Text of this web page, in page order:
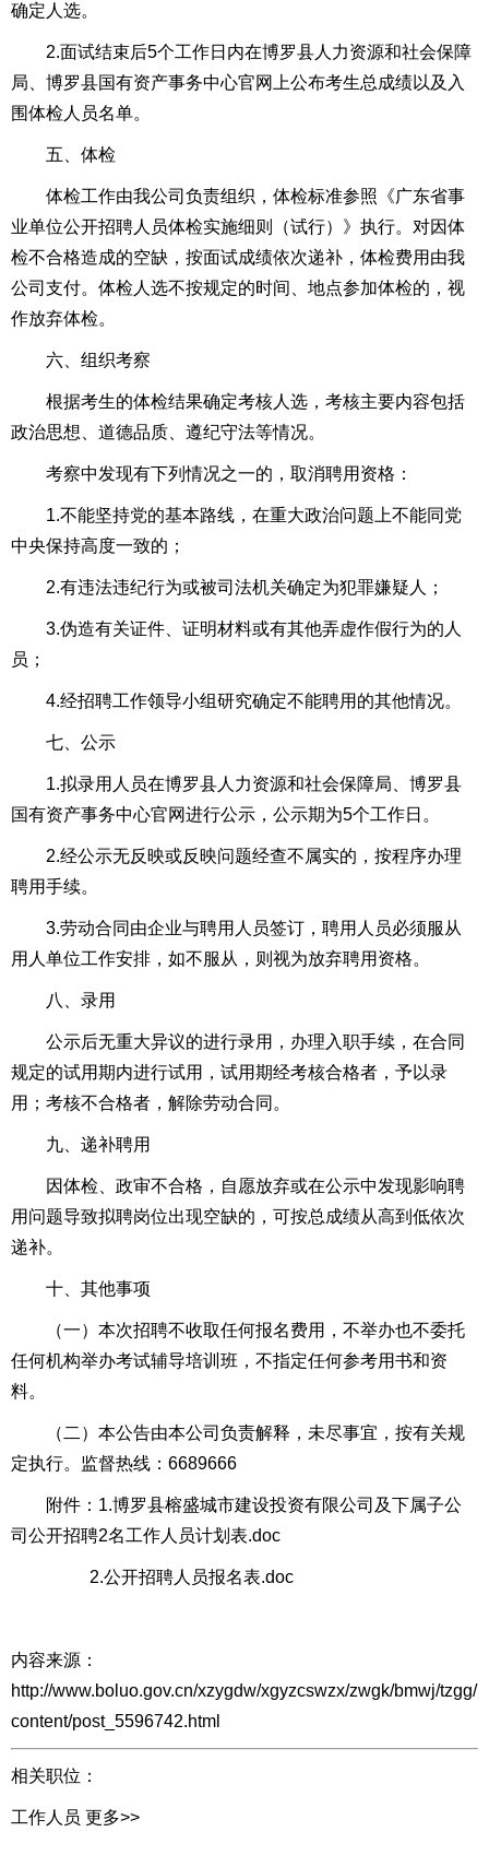
确定人选。
2.面试结束后5个工作日内在博罗县人力资源和社会保障
局、博罗县国有资产事务中心官网上公布考生总成绩以及入
围体检人员名单。
五、体检
体检工作由我公司负责组织，体检标准参照《广东省事
业单位公开招聘人员体检实施细则（试行）》执行。对因体
检不合格造成的空缺，按面试成绩依次递补，体检费用由我
公司支付。体检人选不按规定的时间、地点参加体检的，视
作放弃体检。
六、组织考察
根据考生的体检结果确定考核人选，考核主要内容包括
政治思想、道德品质、遵纪守法等情况。
考察中发现有下列情况之一的，取消聘用资格：
1.不能坚持党的基本路线，在重大政治问题上不能同党
中央保持高度一致的；
2.有违法违纪行为或被司法机关确定为犯罪嫌疑人；
3.伪造有关证件、证明材料或有其他弄虚作假行为的人
员；
4.经招聘工作领导小组研究确定不能聘用的其他情况。
七、公示
1.拟录用人员在博罗县人力资源和社会保障局、博罗县
国有资产事务中心官网进行公示，公示期为5个工作日。
2.经公示无反映或反映问题经查不属实的，按程序办理
聘用手续。
3.劳动合同由企业与聘用人员签订，聘用人员必须服从
用人单位工作安排，如不服从，则视为放弃聘用资格。
八、录用
公示后无重大异议的进行录用，办理入职手续，在合同
规定的试用期内进行试用，试用期经考核合格者，予以录
用；考核不合格者，解除劳动合同。
九、递补聘用
因体检、政审不合格，自愿放弃或在公示中发现影响聘
用问题导致拟聘岗位出现空缺的，可按总成绩从高到低依次
递补。
十、其他事项
（一）本次招聘不收取任何报名费用，不举办也不委托
任何机构举办考试辅导培训班，不指定任何参考用书和资
料。
（二）本公告由本公司负责解释，未尽事宜，按有关规
定执行。监督热线：6689666
附件：1.博罗县榕盛城市建设投资有限公司及下属子公
司公开招聘2名工作人员计划表.doc
2.公开招聘人员报名表.doc
内容来源：
http://www.boluo.gov.cn/xzygdw/xgyzcswzx/zwgk/bmwj/tzgg/
content/post_5596742.html
相关职位：
工作人员 更多>>